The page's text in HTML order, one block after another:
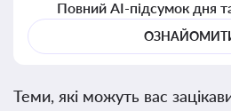
Повний AI-підсумок дня
Теми, які можуть вас